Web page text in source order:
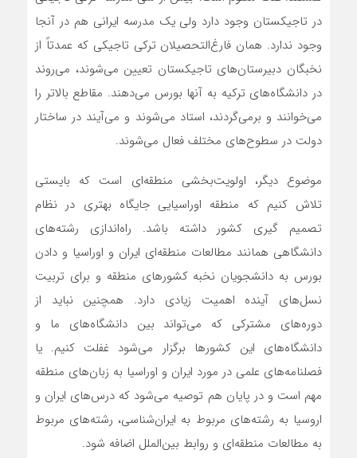
در تاجیکستان وجود دارد ولی یک مدرسه ایرانی هم در آنجا
وجود ندارد. همان فارغ‌التحصیلان ترکی تاجیکی که عمدتاً از
نخبگان دبیرستان‌های تاجیکستان تعیین می‌شوند، می‌روند
در دانشگاه‌های ترکیه به آنها بورس می‌دهند. مقاطع بالاتر را
می‌خوانند و برمی‌گردند، استاد می‌شوند و می‌آیند در ساختار
دولت در سطوح‌های مختلف فعال می‌شوند.
موضوع دیگر، اولویت‌بخشی منطقه‌ای است که بایستی
تلاش کنیم که منطقه اوراسیایی جایگاه بهتری در نظام
تصمیم گیری کشور داشته باشد. راه‌اندازی رشته‌های
دانشگاهی همانند مطالعات منطقه‌ای ایران و اوراسیا و دادن
بورس به دانشجویان نخبه کشورهای منطقه و برای تربیت
نسل‌های آینده اهمیت زیادی دارد. همچنین نباید از
دوره‌های مشترکی که می‌تواند بین دانشگاه‌های ما و
دانشگاه‌های این کشورها برگزار می‌شود غفلت کنیم. یا
فصلنامه‌های علمی در مورد ایران و اوراسیا به زبان‌های منطقه
مهم است و در پایان هم توصیه می‌شود که درس‌های ایران و
اروسیا به رشته‌های مربوط به ایران‌شناسی، رشته‌های مربوط
به مطالعات منطقه‌ای و روابط بین‌الملل اضافه شود.